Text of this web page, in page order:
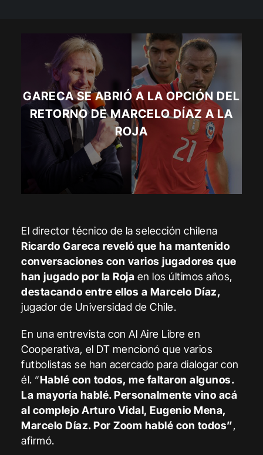
GARECA SE ABRIÓ A LA OPCIÓN DEL
RETORNO DE MARCELO DÍAZ A LA
ROJA
El director técnico de la selección chilena
Ricardo Gareca reveló que ha mantenido
conversaciones con varios jugadores que
han jugado por la Roja en los últimos años,
destacando entre ellos a Marcelo Díaz,
jugador de Universidad de Chile.
En una entrevista con Al Aire Libre en
Cooperativa, el DT mencionó que varios
futbolistas se han acercado para dialogar con
él. “Hablé con todos, me faltaron algunos.
La mayoría hablé. Personalmente vino acá
al complejo Arturo Vidal, Eugenio Mena,
Marcelo Díaz. Por Zoom hablé con todos”,
afirmó.